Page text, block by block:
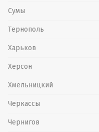
Сумы
Тернополь
Харьков
Херсон
Хмельницкий
Черкассы
Чернигов